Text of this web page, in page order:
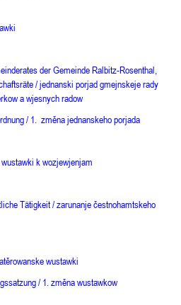
der Gemeinde Ralbitz-Rosenthal,
/ jednanski porjad gmejnskeje rady
a wjesnych radow
/ 1. změna jednanskeho porjada
k wozjewjenjam
Tätigkeit / zarunanje čestnohamtskeho
wustawki
/ 1. změna wustawkow